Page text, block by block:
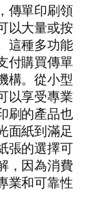
傳單印刷領
以大量或按
這種多功能
付購買傳單
構。從小型
以享受專業
刷的產品也
面紙到滿足
張的選擇可
，因為消費
業和可靠性